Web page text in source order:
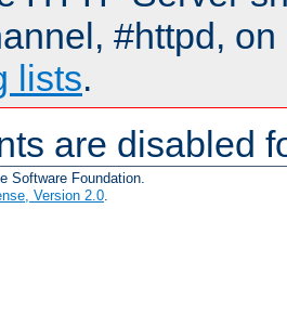
#httpd,
lists.
are disabled
Software Foundation.
Version 2.0